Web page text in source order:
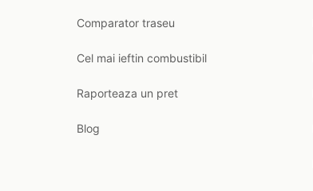
Comparator traseu
Cel mai ieftin combustibil
Raporteaza un pret
Blog